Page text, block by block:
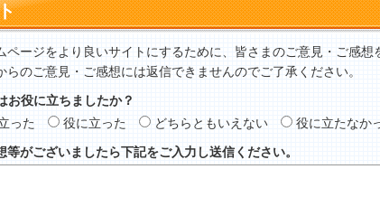
ページをより良いサイトにするために、皆さまのご意見・ご感想
らのご意見・ご感想には返信できませんのでご了承ください。
お役に立ちましたか？
った
役に立った どちらともいえない
役に立たなか
等がございましたら下記をご入力し送信ください。